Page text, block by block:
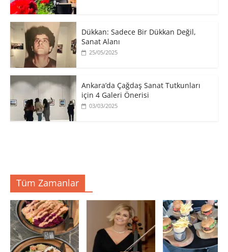
​Dükkan: Sadece Bir Dükkan Değil,
Sanat Alanı
25/05/2025
Ankara’da Çağdaş Sanat Tutkunları
için 4 Galeri Önerisi
03/03/2025
Tüm Zamanlar